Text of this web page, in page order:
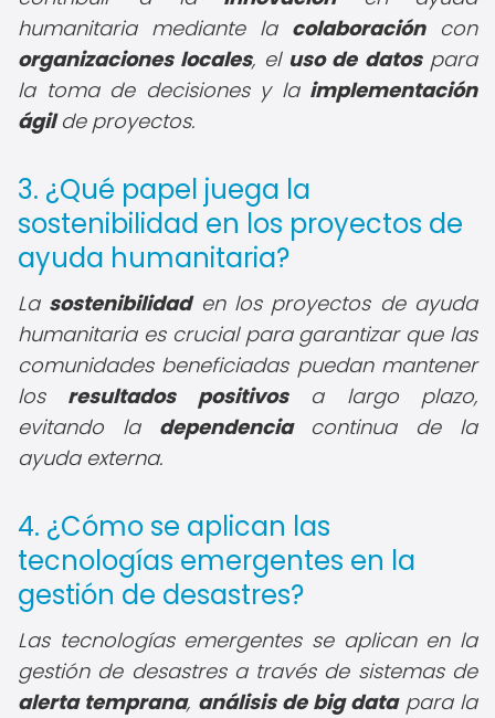
humanitaria mediante la colaboracióncon
organizaciones locales, el uso de datospara
la toma de decisiones y la implementación
ágilde proyectos.
3. ¿Qué papel juega la
sostenibilidad en los proyectos de
ayuda humanitaria?
La sostenibilidaden los proyectos de ayuda
humanitaria es crucial para garantizar que las
comunidades beneficiadas puedan mantener
los resultados positivosa largo plazo,
evitando la dependenciacontinua de la
ayuda externa.
4. ¿Cómo se aplican las
tecnologías emergentes en la
gestión de desastres?
Las tecnologías emergentes se aplican en la
gestión de desastres a través de sistemas de
alerta temprana, análisis de big datapara la